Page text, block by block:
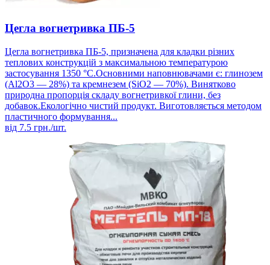
Цегла вогнетривка ПБ-5
Цегла вогнетривка ПБ-5, призначена для кладки різних
теплових конструкцій з максимальною температурою
застосування 1350 °С.Основними наповнювачами є: глинозем
(Al2O3 — 28%) та кремнезем (SiO2 — 70%). Винятково
природна пропорція складу вогнетривкої глини, без
добавок.Екологічно чистий продукт. Виготовляється методом
пластичного формування...
від 7.5 грн./шт.